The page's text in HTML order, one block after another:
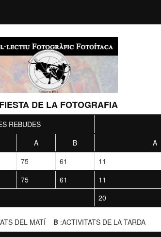
DE LA FOTOGRAFIA
REBUDES
A B
A
75 61
11
75 61
11
20
DEL MATÍ B:ACTIVITATS DE LA TARDA